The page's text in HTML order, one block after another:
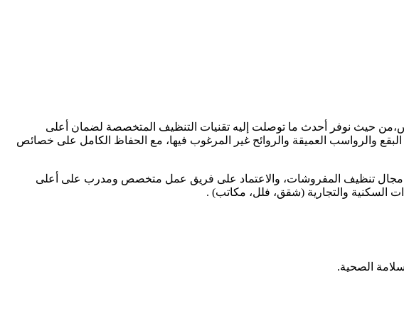
حيث نوفر أحدث ما توصلت إليه تقنيات التنظيف المتخصصة لضمان أعلى
البقع والرواسب العميقة والروائح غير المرغوب فيها، مع الحفاظ الكامل على خصائص
في مجال تنظيف المفروشات، والاعتماد على فريق عمل متخصص ومدرب على أعلى
السكنية والتجارية (شقق، فلل، مكاتب) .
الصحية.